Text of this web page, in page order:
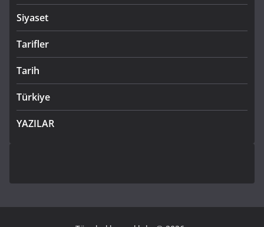
Siyaset
Tarifler
Tarih
Türkiye
YAZILAR